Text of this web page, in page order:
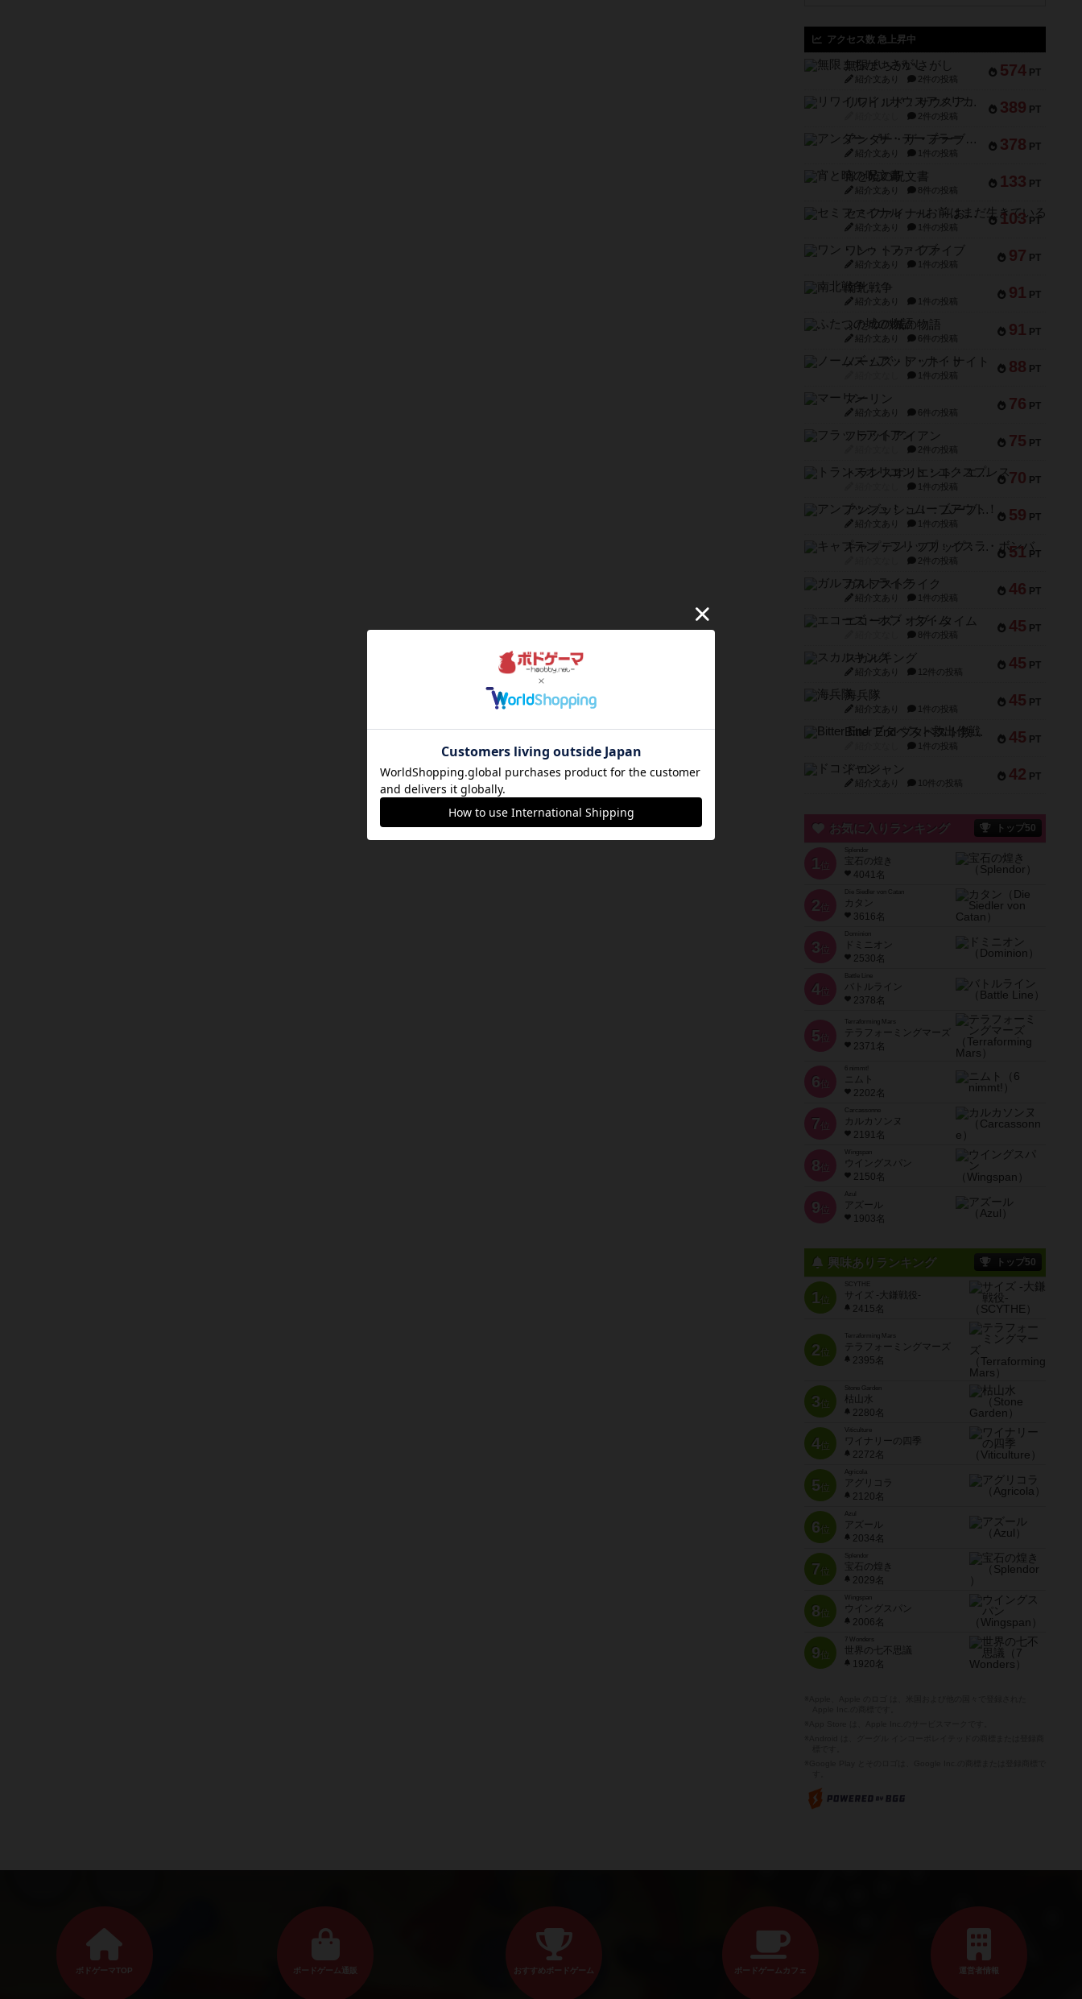
アクセス数 急上昇中
574 PT
無限まちがいさがし
紹介文あり 2件の投稿
389 PT
リワイルド：サウスアメリカ
2件の投稿
378 PT
アンダー・ザ・テーブラー
紹介文あり 1件の投稿
133 PT
宵と暁の呪文書
紹介文あり 8件の投稿
103 PT
セミファイナル ～お前はまだ生きている～
紹介文あり 1件の投稿
97 PT
ワン・トゥ・ファイブ
紹介文あり 1件の投稿
91 PT
南北戦争
紹介文あり 1件の投稿
91 PT
ふたつの城の物語
紹介文あり 6件の投稿
88 PT
ノームズ・アット・ナイト
1件の投稿
76 PT
マーリン
紹介文あり 6件の投稿
75 PT
フラットアイアン
2件の投稿
70 PT
トランスオリエント・エクスプレス
1件の投稿
59 PT
アンブッシュ！：ムーブアウト！
紹介文あり 1件の投稿
51 PT
キャプテン・フリップ：イスラ・ボンバ
2件の投稿
46 PT
ガルフストライク
紹介文あり 1件の投稿
45 PT
エコーズ・オブ・タイム
8件の投稿
45 PT
スカルキング
紹介文あり 12件の投稿
45 PT
海兵隊
紹介文あり 1件の投稿
45 PT
Bitter End ブタペスト救出作戦
1件の投稿
42 PT
ドコジャン
紹介文あり 10件の投稿
お気に入りランキング トップ50
1 位
宝石の煌き
4041名
2 位
Die Siedler von Catan
カタン
3616名
3 位
ドミニオン
2530名
4位
Battle Line
バトルライン
2378名
5 位
Terraforming Mars
テラフォーミングマーズ
2371名
6 位
ニムト
2202名
7 位
Carcassonne
カルカソンヌ
2191名
8 位
Wingspan
ウイングスパン
2150名
9 位
Azul
アズール
1903名
興味ありランキング トップ50
1位
SCYTHE
サイズ -大鎌戦役-
2415名
2位
Terraforming Mars
テラフォーミングマーズ
2395名
3位
Stone Garden
枯山水
2280名
4位
Viticulture
ワイナリーの四季
2272名
5位
Agricola
アグリコラ
2120名
6位
Azul
アズール
2034名
7位
宝石の煌き
2029名
8位
Wingspan
ウイングスパン
2006名
9位
7 Wonders
世界の七不思議
1920名
ボドゲーマTOP ボードゲーム通販 おすすめボードゲーム ボードゲームカフェ 運営者情報